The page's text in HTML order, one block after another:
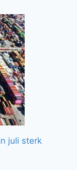
juli sterk